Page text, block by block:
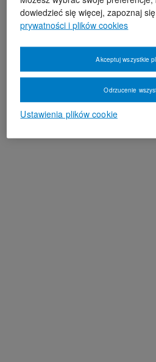
dowiedzieć się więcej, zapoznaj
prywatności i plików cookies
Ustawienia plików cookie
Odrzucenie
Akceptuj wszystkie